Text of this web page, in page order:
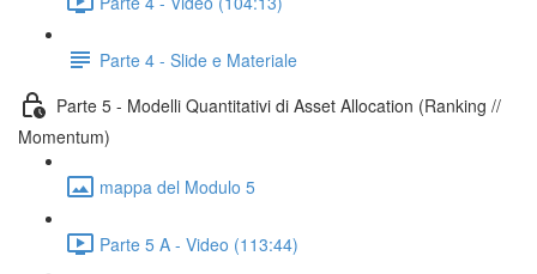
Parte 4 - Slide e Materiale
Parte 5 - Modelli Quantitativi di Asset Allocation (Ranking //
Momentum)
mappa del Modulo 5
Parte 5 A - Video (113:44)